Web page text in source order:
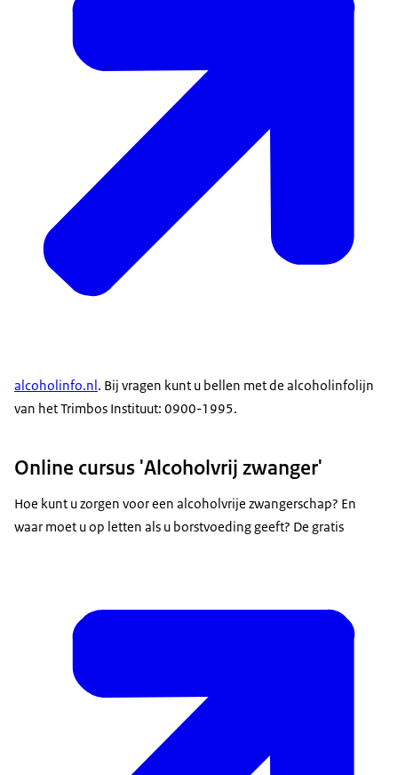
alcoholinfo.nl. Bij vragen kunt u bellen met de alcoholinfolijn
van het Trimbos Instituut: 0900-1995.
Online cursus 'Alcoholvrij zwanger'
Hoe kunt u zorgen voor een alcoholvrije zwangerschap? En
waar moet u op letten als u borstvoeding geeft? De gratis